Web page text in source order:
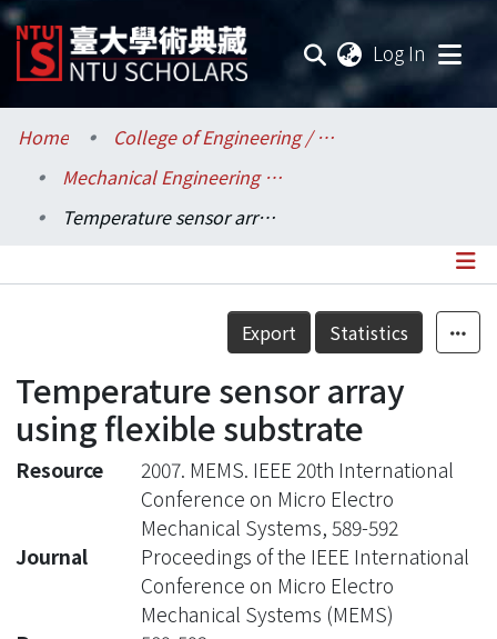
Log In
Communities & Collections
Research Outputs
Statistics
Home
College of Engineering / 工學院
Mechanical Engineering / 機械工程學系
Temperature sensor array using flexible substrate
Details
Export Statistics
Temperature sensor array
using flexible substrate
Resource
2007. MEMS. IEEE 20th International
Conference on Micro Electro
Mechanical Systems, 589-592
Journal
Proceedings of the IEEE International
Conference on Micro Electro
Mechanical Systems (MEMS)